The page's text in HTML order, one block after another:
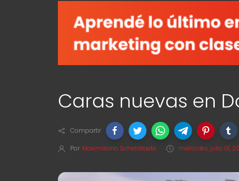
Caras nuevas en
Compartir
Por Maximiliano Schelstraete miércoles, julio 01,